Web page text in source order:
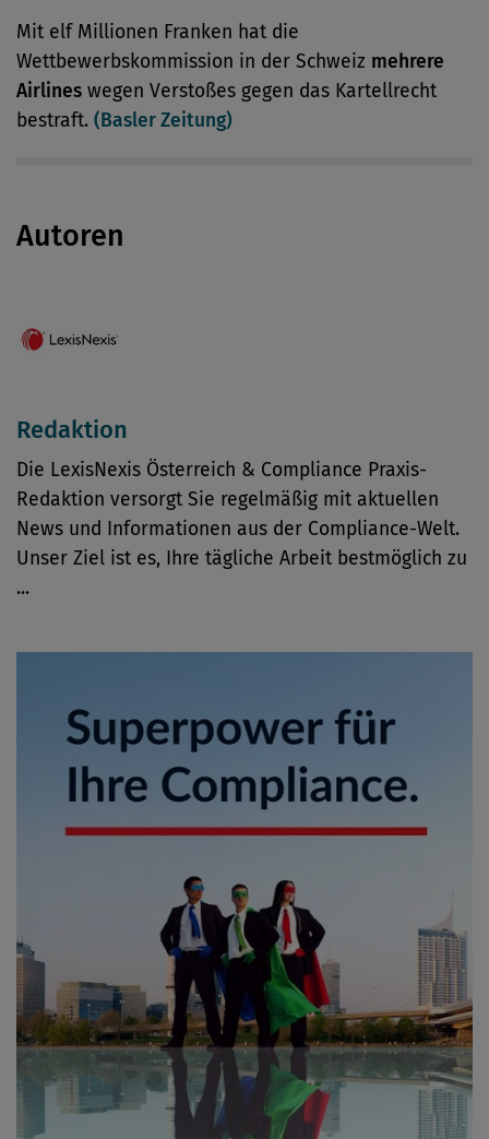
Mit elf Millionen Franken hat die
Wettbewerbskommission in der Schweiz mehrere
Airlines wegen Verstoßes gegen das Kartellrecht
bestraft. (Basler Zeitung)
Autoren
Redaktion
Die LexisNexis Österreich & Compliance Praxis-
Redaktion versorgt Sie regelmäßig mit aktuellen
News und Informationen aus der Compliance-Welt.
Unser Ziel ist es, Ihre tägliche Arbeit bestmöglich zu
...